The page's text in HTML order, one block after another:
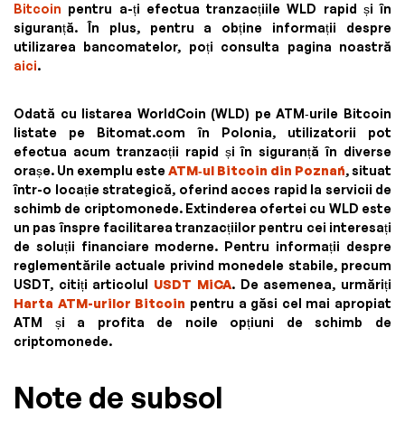
Bitcoin pentru a-ți efectua tranzacțiile WLD rapid și în
siguranță. În plus, pentru a obține informații despre
utilizarea bancomatelor, poți consulta pagina noastră
aici.
Odată cu listarea WorldCoin (WLD) pe ATM‑urile Bitcoin
listate pe Bitomat.com în Polonia, utilizatorii pot
efectua acum tranzacții rapid și în siguranță în diverse
orașe. Un exemplu este ATM‑ul Bitcoin din Poznań, situat
într-o locație strategică, oferind acces rapid la servicii de
schimb de criptomonede. Extinderea ofertei cu WLD este
un pas înspre facilitarea tranzacțiilor pentru cei interesați
de soluții financiare moderne. Pentru informații despre
reglementările actuale privind monedele stabile, precum
USDT, citiți articolul USDT MiCA. De asemenea, urmăriți
Harta ATM-urilor Bitcoin pentru a găsi cel mai apropiat
ATM și a profita de noile opțiuni de schimb de
criptomonede.
Note de subsol